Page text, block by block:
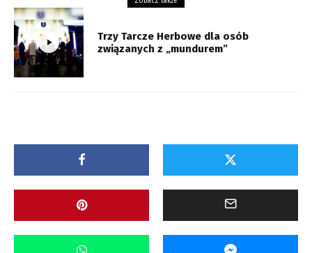
Trzy Tarcze Herbowe dla osób
związanych z „mundurem”